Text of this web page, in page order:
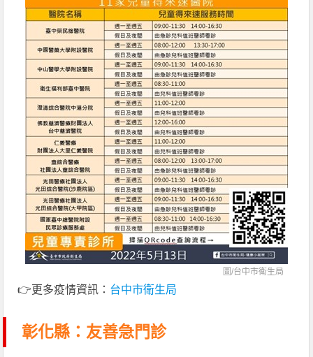
圖/台中市衛生局
👉更多疫情資訊： 台中市衛生局
彰化縣：友善急門診